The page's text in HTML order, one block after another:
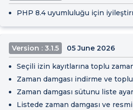
PHP 8.4 uyumluluğu için
Version : 3.1.5 05 June 2026
Seçili izin kayıtlarına toplu
Zaman damgası indirme ve
Zaman damgası sütunu liste
Listede zaman damgası ve